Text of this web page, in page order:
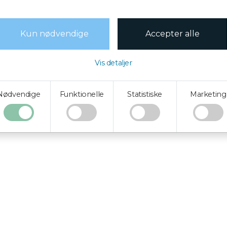
Kun nødvendige Accepter alle
Vis detaljer
Funktionelle Statistiske Marketing
Ret dine cookie valg
system:Flex4B® by Flex4Business / Copyright indhold: Minicruise